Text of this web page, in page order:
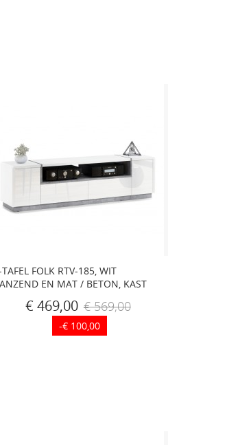
TAFEL FOLK RTV-185, WIT
EN MAT / BETON, KAST
€ 469,00 € 569,00
-€ 100,00